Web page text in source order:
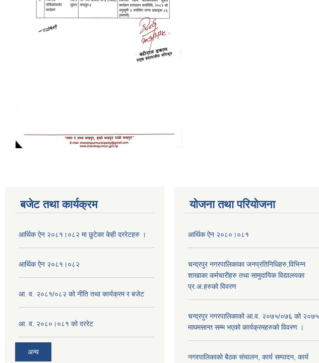
बजेट तथा कार्यक्रम
आर्थिक ऐन २०८१।०८२ मा छुटेका केही दररेटहरु ।
आर्थिक ऐन २०८१।०८२
आ. व. २०८१/०८२ को नीति तथा कार्यक्रम र बजेट
आ. व. २०८०।०८१ को दररेट
अन्य
योजना तथा परियोजना
आर्थिक ऐन २०८०।०८१
चन्द्रपुर नगरपालिकाका जनप्रतिनिधिहरु,विभिन्न
शाखाका कर्मचारीहरु तथा सामुदायिक विद्यालयका
प्र.अ.हरुको विवरण
चन्द्रपुर नगरपालिकाको आ.व. २०७५/०७६ को २०७५
माघमसान्त सम्म भएको कार्यक्रमहरुको विवरण ।
नगरपालिकाको बैठक संचालन, कार्य सम्पादन, कार्य